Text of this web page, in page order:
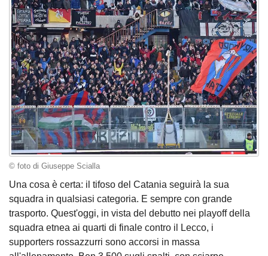
© foto di Giuseppe Scialla
Una cosa è certa: il tifoso del Catania seguirà la sua
squadra in qualsiasi categoria. E sempre con grande
trasporto. Quest'oggi, in vista del debutto nei playoff della
squadra etnea ai quarti di finale contro il Lecco, i
supporters rossazzurri sono accorsi in massa